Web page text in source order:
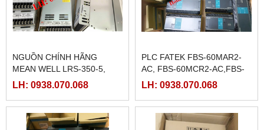
NGUỒN CHÍNH HÃNG
MEAN WELL LRS-350-5,
LRS-350-12, LRS-350-24,
LH: 0938.070.068
PLC FATEK FBS-60MAR2-
AC, FBS-60MCR2-AC,FBS-
60MAT2-AC, FBS-60MCT2-
LH: 0938.070.068